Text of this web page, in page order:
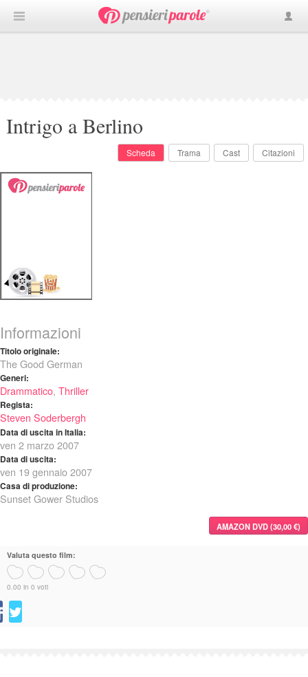
Intrigo a Berlino
Scheda Trama Cast Citazioni
Informazioni
Titolo originale:
The Good German
Generi:
Drammatico, Thriller
Regista:
Steven Soderbergh
Data di uscita in Italia:
ven 2 marzo 2007
Data di uscita:
ven 19 gennaio 2007
Casa di produzione:
Sunset Gower Studios
AMAZON DVD (30,00 €)
Valuta questo film:
0.00 in 0 voti